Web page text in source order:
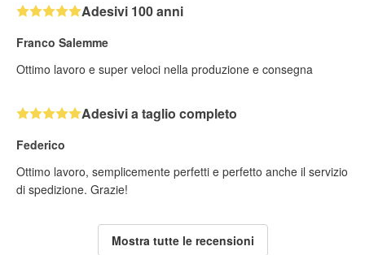
Adesivi 100 anni
Franco Salemme
Ottimo lavoro e super veloci nella produzione e consegna
Adesivi a taglio completo
Federico
Ottimo lavoro, semplicemente perfetti e perfetto anche il servizio
di spedizione. Grazie!
Mostra tutte le recensioni